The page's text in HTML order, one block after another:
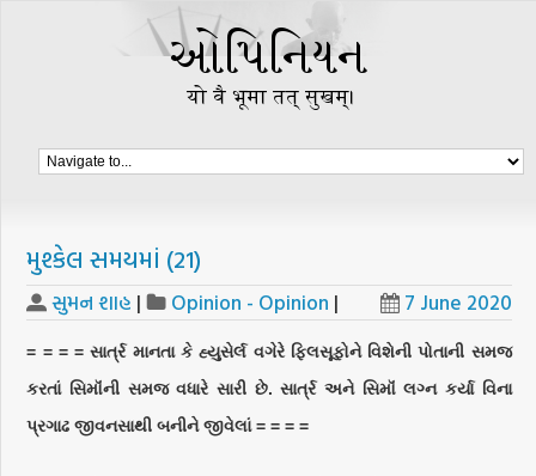
મુશ્કેલ સમયમાં (21)
સુમન શાહ | Opinion - Opinion | 7 June 2020
= = = = સાર્ત્ર માનતા કે હ્યુસેર્લ વગેરે ફિલસૂફોને વિશેની પોતાની સમજ
કરતાં સિમૉંની સમજ વધારે સારી છે. સાર્ત્ર અને સિમૉં લગ્ન કર્યા વિના
પ્રગાઢ જીવનસાથી બનીને જીવેલાં = = = =